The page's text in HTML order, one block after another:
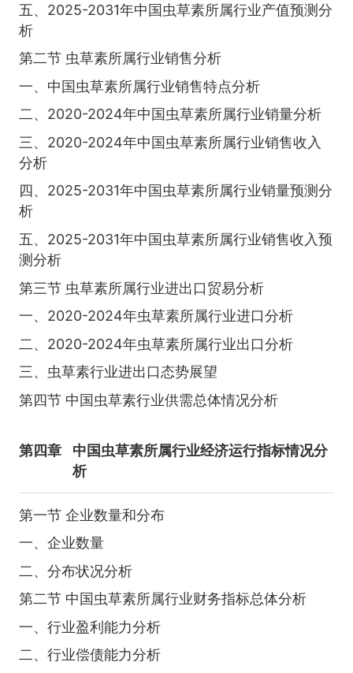
五、2025-2031年中国虫草素所属行业产值预测分
析
第二节 虫草素所属行业销售分析
一、中国虫草素所属行业销售特点分析
二、2020-2024年中国虫草素所属行业销量分析
三、2020-2024年中国虫草素所属行业销售收入
分析
四、2025-2031年中国虫草素所属行业销量预测分
析
五、2025-2031年中国虫草素所属行业销售收入预
测分析
第三节 虫草素所属行业进出口贸易分析
一、2020-2024年虫草素所属行业进口分析
二、2020-2024年虫草素所属行业出口分析
三、虫草素行业进出口态势展望
第四节 中国虫草素行业供需总体情况分析
第四章
中国虫草素所属行业经济运行指标情况分
析
第一节 企业数量和分布
一、企业数量
二、分布状况分析
第二节 中国虫草素所属行业财务指标总体分析
一、行业盈利能力分析
二、行业偿债能力分析